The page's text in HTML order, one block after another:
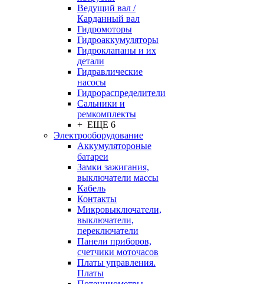
Ведущий вал /
Карданный вал
Гидромоторы
Гидроаккумуляторы
Гидроклапаны и их
детали
Гидравлические
насосы
Гидрораспределители
Сальники и
ремкомплекты
+ ЕЩЕ 6
Электрооборудование
Аккумулятороные
батареи
Замки зажигания,
выключатели массы
Кабель
Контакты
Микровыключатели,
выключатели,
переключатели
Панели приборов,
счетчики моточасов
Платы управления.
Платы